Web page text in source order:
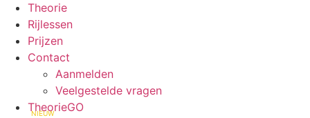
Theorie
Rijlessen
Prijzen
Contact
Aanmelden
Veelgestelde vragen
TheorieGO
NIEUW